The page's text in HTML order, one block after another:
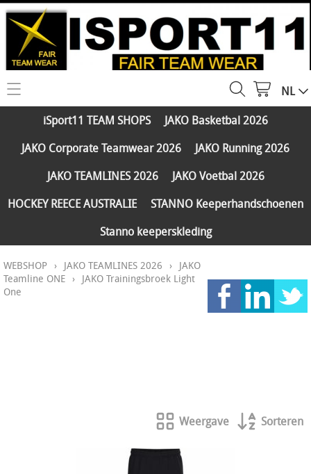
HOME
WEBSHOP
JAKO Running 2026
JAKO TEAMLINES 2026
PARTNERS
Klantengroepen
CONTACT
NL
iSport11 TEAM SHOPS
JAKO Basketbal 2026
JAKO Corporate Teamwear 2026
JAKO Running 2026
JAKO TEAMLINES 2026
JAKO Voetbal 2026
HOCKEY REECE AUSTRALIE
STANNO Keeperhandschoenen
Stanno keeperskleding
WEBSHOP › JAKO TEAMLINES 2026 › JAKO
Teamline ONE › JAKO Trainingsbroek Light
One
Weergave Sorteren